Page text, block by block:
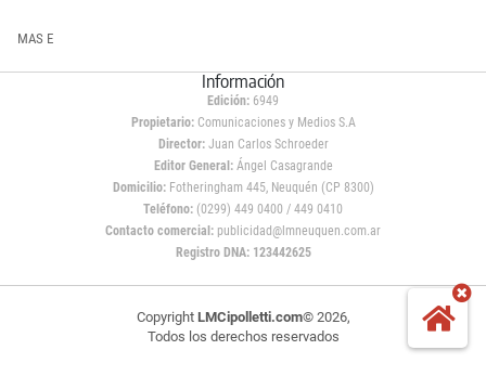
MAS E
Información
Edición: 6949
Propietario:Comunicaciones y Medios S.A
Director: Juan Carlos Schroeder
Editor General:Ángel Casagrande
Domicilio:Fotheringham 445, Neuquén (CP 8300)
Teléfono: (0299) 449 0400 / 449 0410
Contacto comercial: publicidad@lmneuquen.com.ar
Registro DNA: 123442625
Copyright LMCipolletti.com© 2026,
Todos los derechos reservados